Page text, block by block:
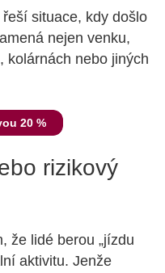
řeší situace, kdy došlo
nejen venku,
kolárnách nebo jiných
20 %
rizikový
že lidé berou „jízdu
aktivitu. Jenže